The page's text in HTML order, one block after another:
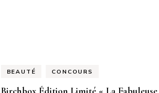
BEAUTÉ CONCOURS